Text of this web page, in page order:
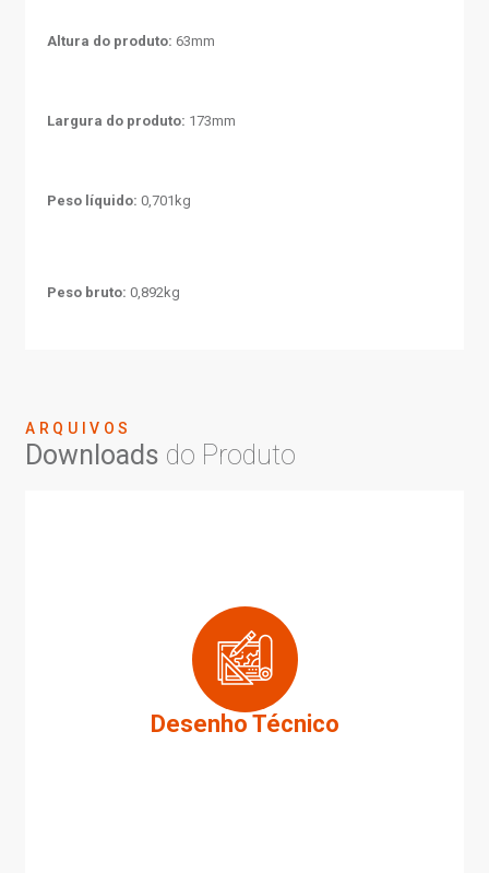
Altura do produto: 63mm
Largura do produto: 173mm
Peso líquido: 0,701kg
Peso bruto: 0,892kg
ARQUIVOS
Downloads do Produto
Desenho Técnico